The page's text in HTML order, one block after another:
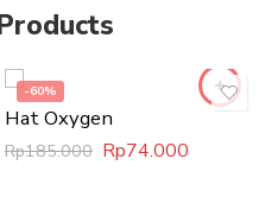
-60%
Hat Oxygen
Rp185.000 Rp74.000